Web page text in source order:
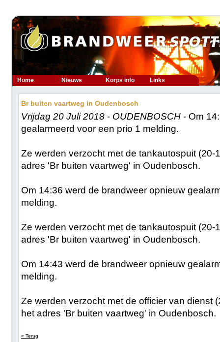
Home Nieuws Korps info Links
Br buiten vaartweg in Oudenbosch
Vrijdag 20 Juli 2018 - OUDENBOSCH - Om
gealarmeerd voor een prio 1 melding.
Ze werden verzocht met de tankautospuit (20-
adres 'Br buiten vaartweg' in Oudenbosch.
Om 14:36 werd de brandweer opnieuw
melding.
Ze werden verzocht met de tankautospuit (20-
adres 'Br buiten vaartweg' in Oudenbosch.
Om 14:43 werd de brandweer opnieuw
melding.
Ze werden verzocht met de officier van dienst
het adres 'Br buiten vaartweg' in Oudenbosch.
« Terug